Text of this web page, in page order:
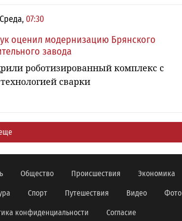
07:30
оценил модернизацию Брянского
завода
роботизированный комплекс с
сварки
Общество Происшествия Экономика
Спорт Путешествия Видео Фото
конфиденциальности Согласие